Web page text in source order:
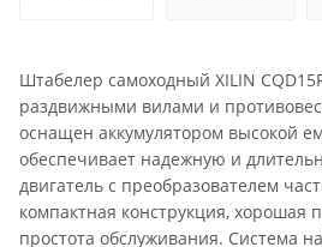
Штабелер самоходный XILIN
раздвижными вилами и
оснащен аккумулятором высокой
обеспечивает надежную и
двигатель с преобразователем
компактная конструкция, хорошая
простота обслуживания. Система